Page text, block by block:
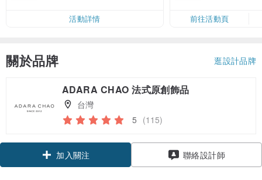
活動詳情 前往活動頁
關於品牌 逛設計品牌
ADARA CHAO 法式原創飾品
台灣
5 (115)
加入關注
聯絡設計師